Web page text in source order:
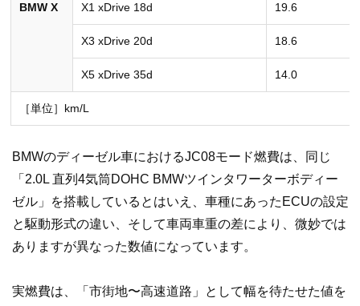
BMW X X1 xDrive 18d 19.6
X3 xDrive 20d 18.6
X5 xDrive 35d 14.0
［単位］km/L
BMWのディーゼル車におけるJC08モード燃費は、同じ
「2.0L 直列4気筒DOHC BMWツインタワーターボディー
ゼル」を搭載しているとはいえ、車種にあったECUの設定
と駆動形式の違い、そして車両車重の差により、微妙では
ありますが異なった数値になっています。
実燃費は、「市街地〜高速道路」として幅を待たせた値を